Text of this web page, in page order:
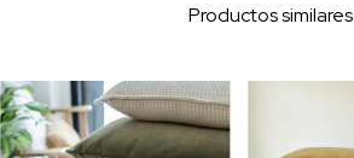
Productos similares